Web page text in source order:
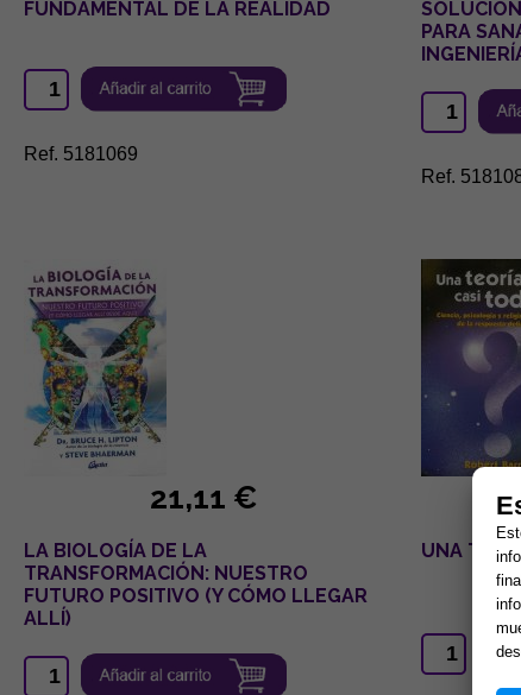
FUNDAMENTAL DE LA REALIDAD
Ref. 5181069
PARA
Ref.
21,11 €
LA BIOLOGÍA DE LA
TRANSFORMACIÓN: NUESTRO
FUTURO POSITIVO (Y CÓMO LLEGAR
ALLÍ)
UNA